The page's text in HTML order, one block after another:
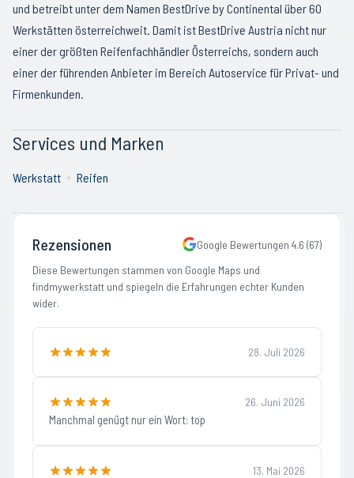
und betreibt unter dem Namen BestDrive by Continental über 60
Werkstätten österreichweit. Damit ist BestDrive Austria nicht nur
einer der größten Reifenfachhändler Österreichs, sondern auch
einer der führenden Anbieter im Bereich Autoservice für Privat- und
Firmenkunden.
Services und Marken
Werkstatt Reifen
Rezensionen Google Bewertungen 4.6 (67)
Diese Bewertungen stammen von Google Maps und
findmywerkstatt und spiegeln die Erfahrungen echter Kunden
wider.
28. Juli 2026
26. Juni 2026
Manchmal genügt nur ein Wort: top
13. Mai 2026